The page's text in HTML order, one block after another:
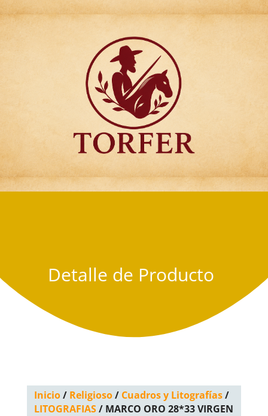
Articulos para
Regalo Torfer.
Detalle de Producto
Inicio/ Religioso/ Cuadros y Litografías/
LITOGRAFIAS/ MARCO ORO 28*33 VIRGEN